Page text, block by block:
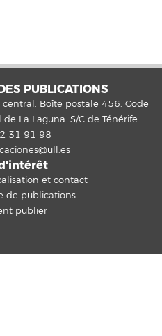
PUBLICATIONS
Boîte postale 456. Code
La Laguna. S/C de Ténérife
31 91 98
et contact
de publications
publier